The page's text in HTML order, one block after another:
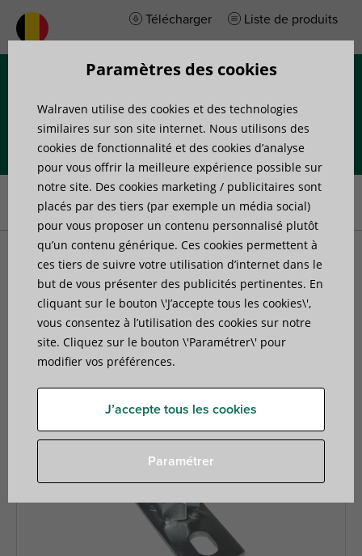
Télécharger Liste de produits
Accueil»Produits» Accessoires de fixation»Plaques de
montage
Plaques de montage
14 articles trouvés Filtrer
Paramètres des cookies
Walraven utilise des cookies et des technologies
similaires sur son site internet. Nous utilisons des
cookies de fonctionnalité et des cookies d’analyse
pour vous offrir la meilleure expérience possible sur
notre site. Des cookies marketing / publicitaires sont
placés par des tiers (par exemple un média social)
pour vous proposer un contenu personnalisé plutôt
qu’un contenu générique. Ces cookies permettent à
ces tiers de suivre votre utilisation d’internet dans le
but de vous présenter des publicités pertinentes. En
cliquant sur le bouton \'J’accepte tous les cookies\',
vous consentez à l’utilisation des cookies sur notre
site. Cliquez sur le bouton \'Paramétrer\' pour
modifier vos préférences.
J’accepte tous les cookies
Paramétrer